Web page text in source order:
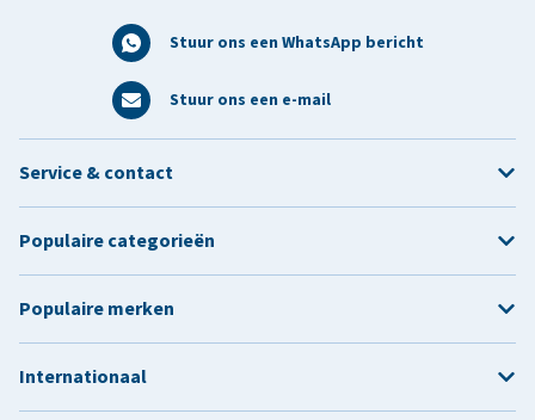
Stuur ons een WhatsApp bericht
Stuur ons een e-mail
Service & contact
Populaire categorieën
Populaire merken
Internationaal